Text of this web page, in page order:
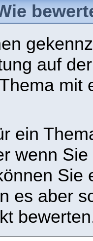
auf
mit
ein
wenn
Sie
es aber